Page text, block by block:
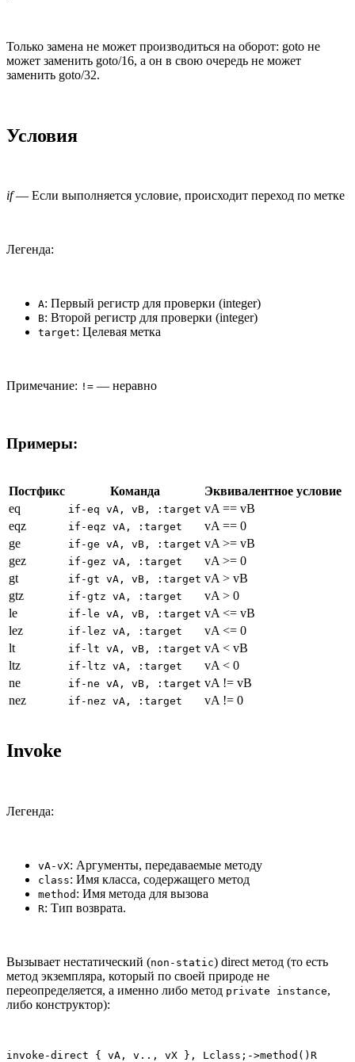
Только замена не может производиться на оборот: goto не
может заменить goto/16, а он в свою очередь не может
заменить goto/32.
Условия
if— Если выполняется условие, происходит переход по метке
Легенда:
A: Первый регистр для проверки (integer)
B: Второй регистр для проверки (integer)
target: Целевая метка
Примечание: != — неравно
Примеры:
Постфикс Команда
Эквивалентное условие
eq
if-eq vA, vB, :target vA == vB
eqz
if-eqz vA, :target
vA == 0
ge
if-ge vA, vB, :target vA >= vB
gez
if-gez vA, :target
vA >= 0
gt
if-gt vA, vB, :target vA > vB
gtz
if-gtz vA, :target
vA > 0
le
if-le vA, vB, :target vA <= vB
lez
if-lez vA, :target
vA <= 0
lt
if-lt vA, vB, :target vA < vB
ltz
if-ltz vA, :target
vA < 0
ne
if-ne vA, vB, :target vA != vB
nez
if-nez vA, :target vA != 0
Invoke
Легенда:
vA-vX: Аргументы, передаваемые методу
class: Имя класса, содержащего метод
method : Имя метода для вызова
R: Тип возврата.
Вызывает нестатический (non-static) direct метод (то есть
метод экземпляра, который по своей природе не
переопределяется, а именно либо метод private instance,
либо конструктор):
invoke-direct { vA, v.., vX }, Lclass;->method()R